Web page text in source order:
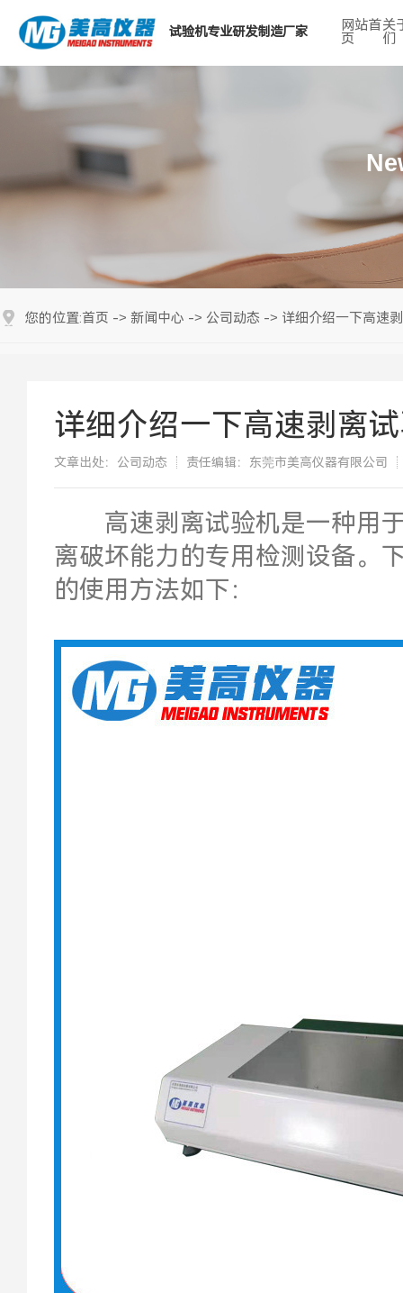
试验机专业研发制造厂家
网站首
页
关
们
您的位置:首页 -> 新闻中心 -> 公司动态 -> 详细介绍一下高速
详细介绍一下高速剥离
文章出处：公司动态 责任编辑：东莞市美高仪器有限公司
高速剥离试验机是一种用于
离破坏能力的专用检测设备。
的使用方法如下：